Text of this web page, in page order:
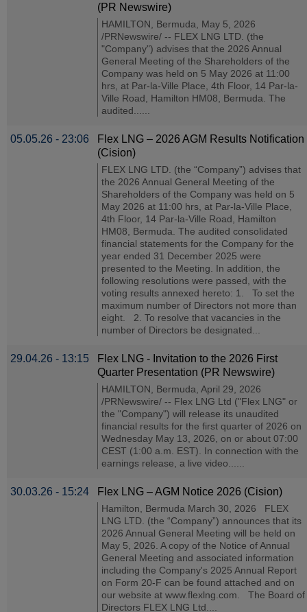
(PR Newswire)
HAMILTON, Bermuda, May 5, 2026
/PRNewswire/ -- FLEX LNG LTD. (the
"Company") advises that the 2026 Annual
General Meeting of the Shareholders of the
Company was held on 5 May 2026 at 11:00
hrs, at Par-la-Ville Place, 4th Floor, 14 Par-la-
Ville Road, Hamilton HM08, Bermuda. The
audited......
05.05.26 - 23:06
Flex LNG – 2026 AGM Results Notification
(Cision)
FLEX LNG LTD. (the “Company”) advises that
the 2026 Annual General Meeting of the
Shareholders of the Company was held on 5
May 2026 at 11:00 hrs, at Par-la-Ville Place,
4th Floor, 14 Par-la-Ville Road, Hamilton
HM08, Bermuda. The audited consolidated
financial statements for the Company for the
year ended 31 December 2025 were
presented to the Meeting. In addition, the
following resolutions were passed, with the
voting results annexed hereto: 1. To set the
maximum number of Directors not more than
eight. 2. To resolve that vacancies in the
number of Directors be designated...
29.04.26 - 13:15
Flex LNG - Invitation to the 2026 First
Quarter Presentation (PR Newswire)
HAMILTON, Bermuda, April 29, 2026
/PRNewswire/ -- Flex LNG Ltd ("Flex LNG" or
the "Company") will release its unaudited
financial results for the first quarter of 2026 on
Wednesday May 13, 2026, on or about 07:00
CEST (1:00 a.m. EST). In connection with the
earnings release, a live video......
30.03.26 - 15:24 Flex LNG – AGM Notice 2026 (Cision)
Hamilton, Bermuda March 30, 2026 FLEX
LNG LTD. (the “Company”) announces that its
2026 Annual General Meeting will be held on
May 5, 2026. A copy of the Notice of Annual
General Meeting and associated information
including the Company's 2025 Annual Report
on Form 20-F can be found attached and on
our website at www.flexlng.com. The Board of
Directors FLEX LNG Ltd....